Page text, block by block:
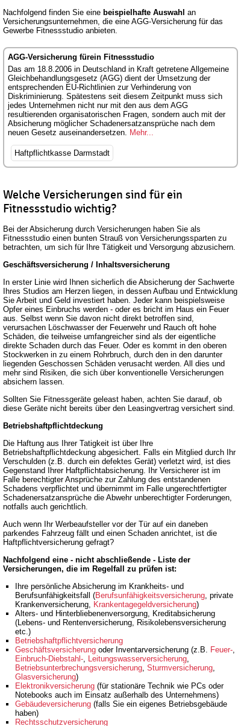
Nachfolgend finden Sie eine beispielhafte Auswahl an
Versicherungsunternehmen, die eine AGG-Versicherung für das
Gewerbe Fitnessstudio anbieten.
AGG-Versicherung fürein Fitnessstudio
Das am 18.8.2006 in Deutschland in Kraft getretene Allgemeine
Gleichbehandlungsgesetz (AGG) dient der Umsetzung der
entsprechenden EU-Richtlinien zur Verhinderung von
Diskriminierung. Spätestens seit diesem Zeitpunkt muss sich
jedes Unternehmen nicht nur mit den aus dem AGG
resultierenden organisatorischen Fragen, sondern auch mit der
Absicherung möglicher Schadenersatzansprüche nach dem
neuen Gesetz auseinandersetzen. Mehr...
Haftpflichtkasse Darmstadt
Welche Versicherungen sind für ein
Fitnessstudio wichtig?
Bei der Absicherung durch Versicherungen haben Sie als
Fitnessstudio einen bunten Strauß von Versicherungssparten zu
betrachten, um sich für Ihre Tätigkeit und Versorgung abzusichern.
Geschäftsversicherung / Inhaltsversicherung
In erster Linie wird Ihnen sicherlich die Absicherung der Sachwerte
Ihres Studios am Herzen liegen, in dessen Aufbau und Entwicklung
Sie Arbeit und Geld investiert haben. Jeder kann beispielsweise
Opfer eines Einbruchs werden - oder es bricht im Haus ein Feuer
aus. Selbst wenn Sie davon nicht direkt betroffen sind,
verursachen Löschwasser der Feuerwehr und Rauch oft hohe
Schäden, die teilweise umfangreicher sind als der eigentliche
direkte Schaden durch das Feuer. Oder es kommt in den oberen
Stockwerken in zu einem Rohrbruch, durch den in den darunter
liegenden Geschossen Schäden verusacht werden. All dies und
mehr sind Risiken, die sich über konventionelle Versicherungen
absichern lassen.
Sollten Sie Fitnessgeräte geleast haben, achten Sie darauf, ob
diese Geräte nicht bereits über den Leasingvertrag versichert sind.
Betriebshaftpflichtdeckung
Die Haftung aus Ihrer Tatigkeit ist über Ihre
Betriebshaftpflichtdeckung abgesichert. Falls ein Mitglied durch Ihr
Verschulden (z.B. durch ein defektes Gerät) verletzt wird, ist dies
Gegenstand Ihrer Haftpflichtabsicherung. Ihr Versicherer ist im
Falle berechtigter Ansprüche zur Zahlung des entstandenen
Schadens verpflichtet und übernimmt im Falle ungerechtfertigter
Schadenersatzansprüche die Abwehr unberechtigter Forderungen,
notfalls auch gerichtlich.
Auch wenn Ihr Werbeaufsteller vor der Tür auf ein daneben
parkendes Fahrzeug fällt und einen Schaden anrichtet, ist die
Haftpflichtversicherung gefragt?
Nachfolgend eine - nicht abschließende - Liste der
Versicherungen, die im Regelfall zu prüfen ist:
Ihre persönliche Absicherung im Krankheits- und
Berufsunfähigkeitsfall (Berufsunfähigkeitsversicherung, private
Krankenversicherung, Krankentagegeldversicherung)
Alters- und Hinterbliebenenversorgung, Kreditabsicherung
(Lebens- und Rentenversicherung, Risikolebensversicherung
etc.)
Betriebshaftpflichtversicherung
Geschäftsversicherung oder Inventarversicherung (z.B. Feuer-,
Einbruch-Diebstahl-, Leitungswasserversicherung,
Betriebsunterbrechungsversicherung, Sturmversicherung,
Glasversicherung)
Elektronikversicherung (für stationäre Technik wie PCs oder
Notebooks auch im Einsatz außerhalb des Unternehmens)
Gebäudeversicherung (falls Sie ein eigenes Betriebsgebäude
haben)
Rechtsschutzversicherung